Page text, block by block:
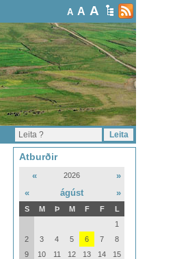
A A A
Atburðir
« 2026
»
«
ágúst »
S M Þ M F F
L
1
2
3 4 5 6 7
8
9
10 11 12 13 14
15